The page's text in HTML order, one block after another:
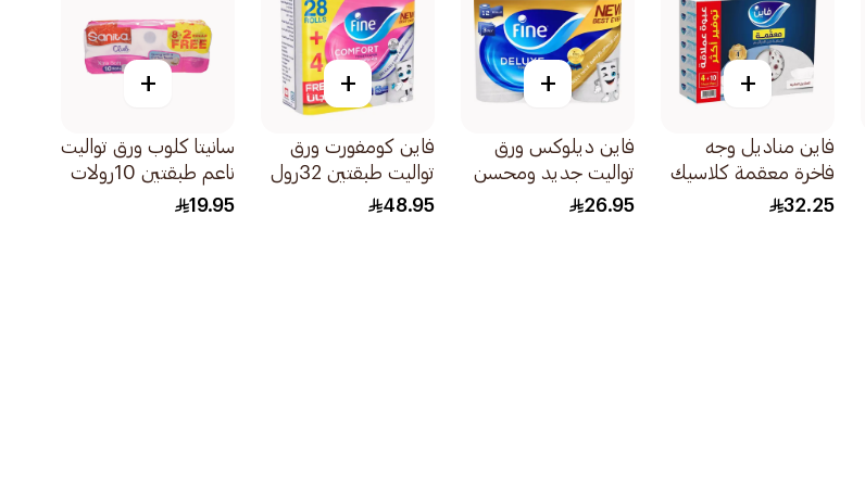
+
فاين مناديل وجه
فاخرة معقمة كلاسيك
14قطع
32.25
+
فاين ديلوكس ورق
تواليت جديد ومحسن
26.95
+
فاين كومفورت ورق
تواليت طبقتين 32رول
48.95
+
سانيتا كلوب ورق تواليت
ناعم طبقتين 10رولات
200كبسولة
19.95